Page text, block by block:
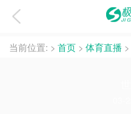
当前位置: > 首页 > 体育直播 >